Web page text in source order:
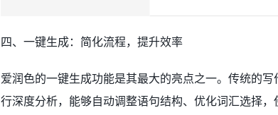
四、一键生成：简化流程，提升效率
爱润色的一键生成功能是其最大的亮点之一。传统的
行深度分析，能够自动调整语句结构、优化词汇选择